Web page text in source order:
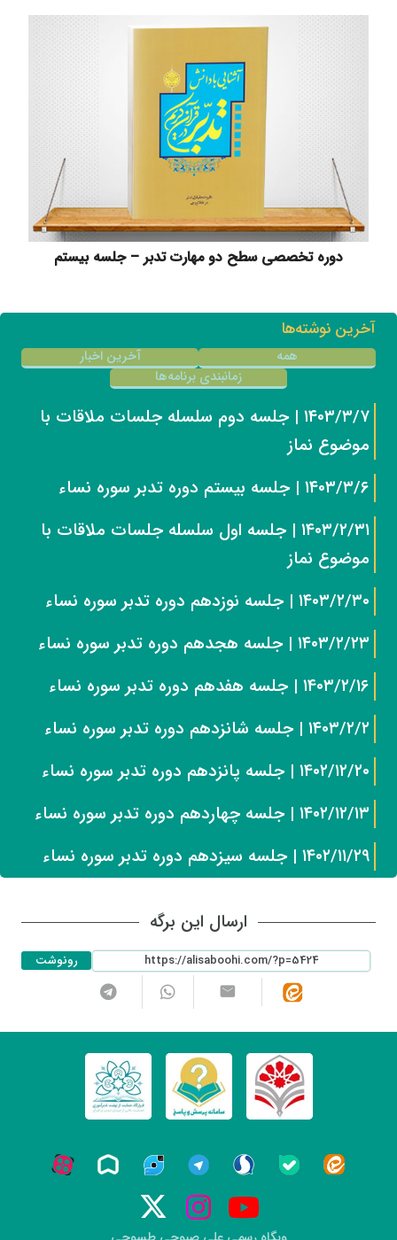
دوره تخصصی سطح دو مهارت تدبر – جلسه بیستم
آخرین نوشته‌ها
همه
آخرین اخبار
زمانبندی برنامه‌ها
۱۴۰۳/۳/۷ | جلسه دوم سلسله جلسات ملاقات با
موضوع نماز
۱۴۰۳/۳/۶ | جلسه بیستم دوره تدبر سوره نساء
۱۴۰۳/۲/۳۱ | جلسه اول سلسله جلسات ملاقات با
موضوع نماز
۱۴۰۳/۲/۳۰ | جلسه نوزدهم دوره تدبر سوره نساء
۱۴۰۳/۲/۲۳ | جلسه هجدهم دوره تدبر سوره نساء
۱۴۰۳/۲/۱۶ | جلسه هفدهم دوره تدبر سوره نساء
۱۴۰۳/۲/۲ | جلسه شانزدهم دوره تدبر سوره نساء
۱۴۰۲/۱۲/۲۰ | جلسه پانزدهم دوره تدبر سوره نساء
۱۴۰۲/۱۲/۱۳ | جلسه چهاردهم دوره تدبر سوره نساء
۱۴۰۲/۱۱/۲۹ | جلسه سیزدهم دوره تدبر سوره نساء
ارسال این برگه
رونوشت